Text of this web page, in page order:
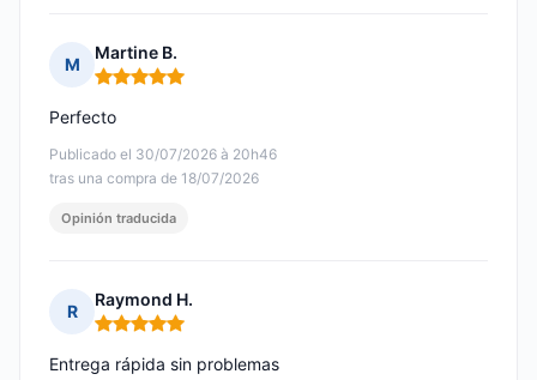
M
Martine B.
Nota: 5 de 5
Publicado el 30/07/2026 à 20h46
tras una compra de 18/07/2026
Perfecto
Opinión traducida
R
Raymond H.
Nota: 5 de 5
Entrega rápida sin problemas